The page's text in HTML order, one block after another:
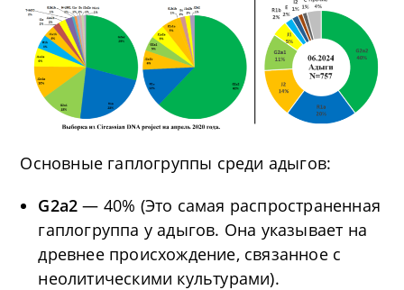
Основные гаплогруппы среди адыгов:
G2a2— 40% (Это самая распространенная
гаплогруппа у адыгов. Она указывает на
древнее происхождение, связанное с
неолитическими культурами).